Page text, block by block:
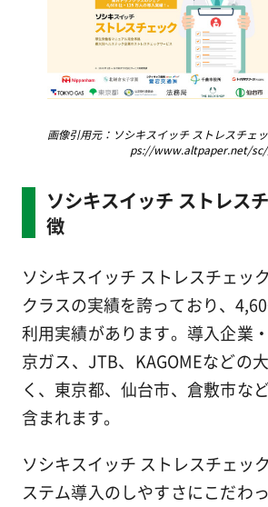
画像引用元：ソシキスイッチ ストレスチェ
ps://www.altpaper.net/sc/
ソシキスイッチ ストレス
徴
ソシキスイッチ ストレスチェッ
クラスの実績を誇っており、
利用実績があります。導入企業
京ガス、JTB、KAGOMEなどの
く、東京都、仙台市、倉敷市な
含まれます。
ソシキスイッチ ストレスチェッ
ステム導入のしやすさにこだわ